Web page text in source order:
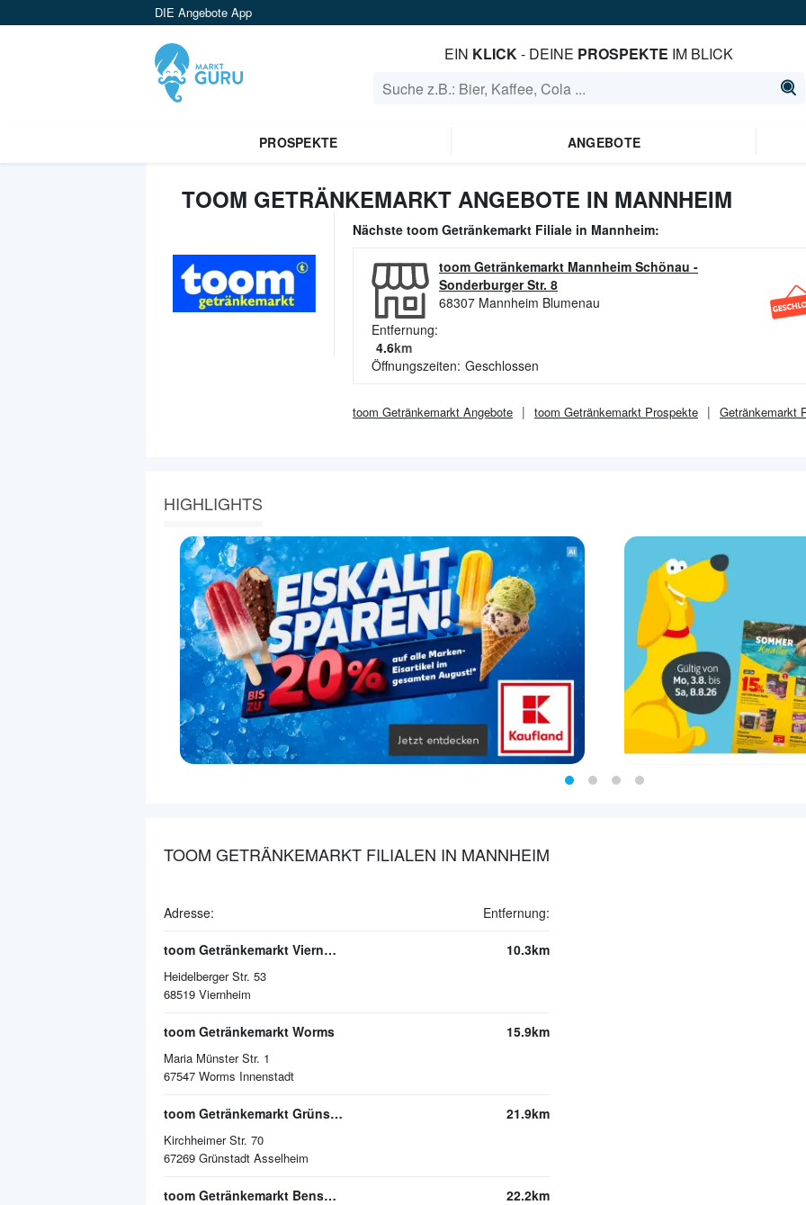
DIE Angebote App
EIN KLICK- DEINE PROSPEKTE IM BLICK
PROSPEKTE ANGEBOTE
TOOM GETRÄNKEMARKT ANGEBOTE IN MANNHEIM
Nächste toom Getränkemarkt Filiale in Mannheim:
toom Getränkemarkt Mannheim Schönau -
Sonderburger Str. 8
68307 Mannheim Blumenau
Entfernung:
4.6km
Öffnungszeiten: Geschlossen
toom Getränkemarkt Angebote toom Getränkemarkt Prospekte Getränkemarkt
HIGHLIGHTS
TOOM GETRÄNKEMARKT FILIALEN IN MANNHEIM
Adresse: Entfernung:
toom Getränkemarkt Viernheim
Heidelberger Str. 53
68519 Viernheim
10.3km
toom Getränkemarkt Worms
Maria Münster Str. 1
67547 Worms Innenstadt
15.9km
toom Getränkemarkt Grünstadt
Kirchheimer Str. 70
67269 Grünstadt Asselheim
21.9km
toom Getränkemarkt Bensheim 22.2km